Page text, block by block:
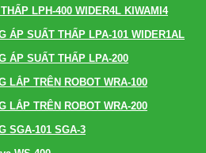
LPH-400 WIDER4L KIWAMI4
ÁP SUẤT THẤP LPA-101 WIDER1AL
ÁP SUẤT THẤP LPA-200
LẮP TRÊN ROBOT WRA-100
LẮP TRÊN ROBOT WRA-200
SGA-101 SGA-3